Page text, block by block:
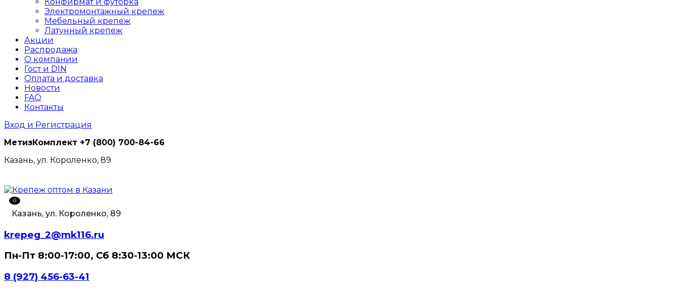
Электромонтажный крепеж
Мебельный крепеж
Латунный крепеж
Акции
Распродажа
О компании
Гост и DIN
Оплата и доставка
Новости
FAQ
Контакты
Вход и Регистрация
МетизКомплект +7 (800) 700-84-66
Казань, ул. Короленко, 89
0
Казань, ул. Короленко, 89
krepeg_2@mk116.ru
Пн-Пт 8:00-17:00, Сб 8:30-13:00 МСК
8 (927) 456-63-41